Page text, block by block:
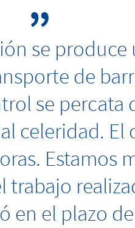
se
de
se percata
celeridad. El
Estamos
en el plazo